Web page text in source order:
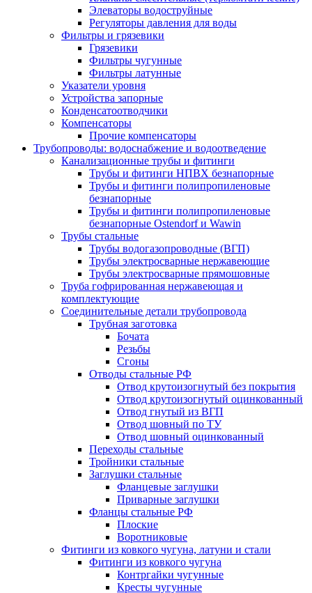
Элеваторы водоструйные
Регуляторы давления для воды
Фильтры и грязевики
Грязевики
Фильтры чугунные
Фильтры латунные
Указатели уровня
Устройства запорные
Конденсатоотводчики
Компенсаторы
Прочие компенсаторы
Трубопроводы: водоснабжение и водоотведение
Канализационные трубы и фитинги
Трубы и фитинги НПВХ безнапорные
Трубы и фитинги полипропиленовые
безнапорные
Трубы и фитинги полипропиленовые
безнапорные Ostendorf и Wawin
Трубы стальные
Трубы водогазопроводные (ВГП)
Трубы электросварные нержавеющие
Трубы электросварные прямошовные
Труба гофрированная нержавеющая и
комплектующие
Соединительные детали трубопровода
Трубная заготовка
Бочата
Резьбы
Сгоны
Отводы стальные РФ
Отвод крутоизогнутый без покрытия
Отвод крутоизогнутый оцинкованный
Отвод гнутый из ВГП
Отвод шовный по ТУ
Отвод шовный оцинкованный
Переходы стальные
Тройники стальные
Заглушки стальные
Фланцевые заглушки
Приварные заглушки
Фланцы стальные РФ
Плоские
Воротниковые
Фитинги из ковкого чугуна, латуни и стали
Фитинги из ковкого чугуна
Контргайки чугунные
Кресты чугунные